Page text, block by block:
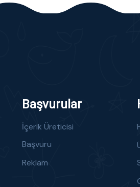
Başvurular
İçerik Üreticisi
Başvuru
Reklam